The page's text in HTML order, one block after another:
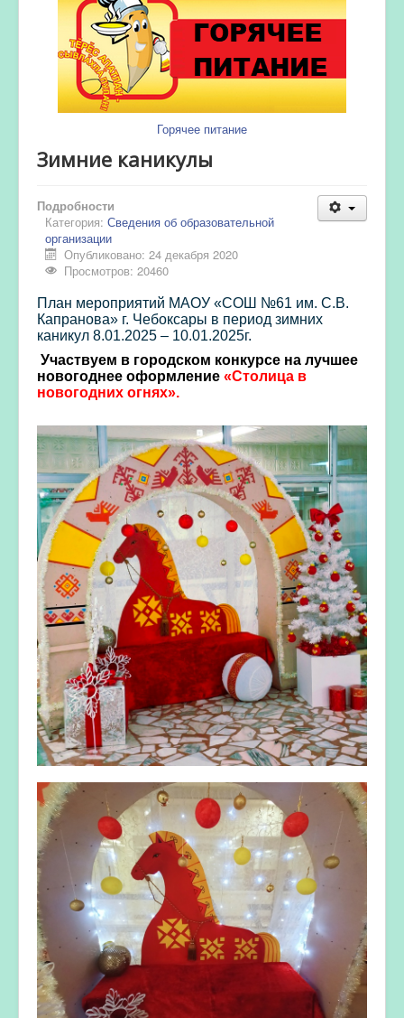
Горячее питание
Зимние каникулы
Подробности
Категория: Сведения об образовательной
организации
Опубликовано: 24 декабря 2020
Просмотров: 20460
План мероприятий МАОУ «СОШ №61 им. С.В.
Капранова» г. Чебоксары в период зимних
каникул 8.01.2025 – 10.01.2025г.
Участвуем в городском конкурсе на лучшее
новогоднее оформление «Столица в
новогодних огнях».